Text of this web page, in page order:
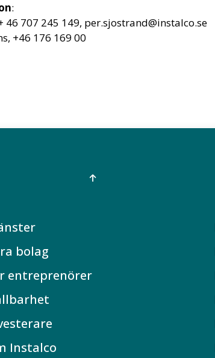
:
46 707 245 149, per.sjostrand@instalco.se
+46 176 169 00
bolag
entreprenörer
Instalco